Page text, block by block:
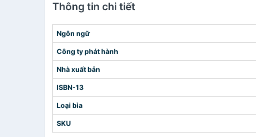
Thông tin chi tiết
Ngôn ngữ
Công ty phát hành
Nhà xuất bản
ISBN-13
Loại bìa
SKU